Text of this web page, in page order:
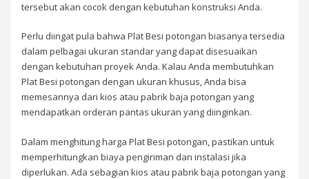
tersebut akan cocok dengan kebutuhan konstruksi Anda.
Perlu diingat pula bahwa Plat Besi potongan biasanya tersedia
dalam pelbagai ukuran standar yang dapat disesuaikan
dengan kebutuhan proyek Anda. Kalau Anda membutuhkan
Plat Besi potongan dengan ukuran khusus, Anda bisa
memesannya dari kios atau pabrik baja potongan yang
mendapatkan orderan pantas ukuran yang diinginkan.
Dalam menghitung harga Plat Besi potongan, pastikan untuk
memperhitungkan biaya pengiriman dan instalasi jika
diperlukan. Ada sebagian kios atau pabrik baja potongan yang